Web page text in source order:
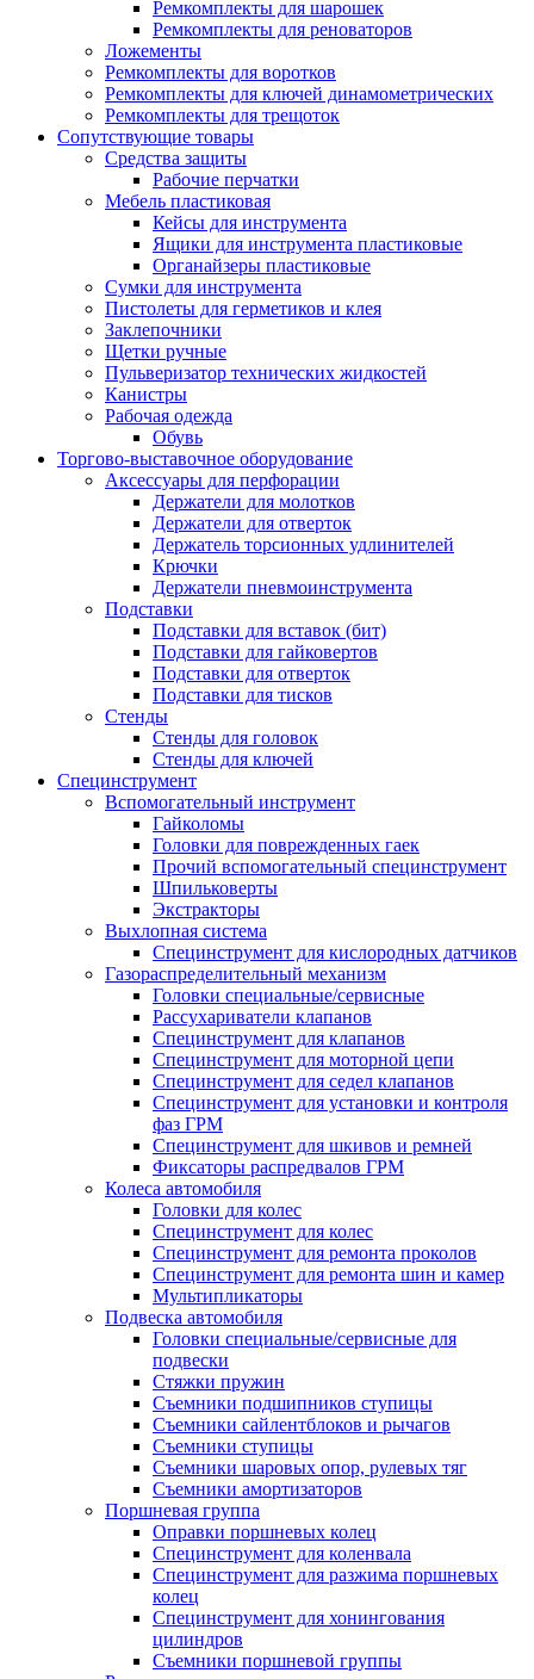
Ремкомплекты для шарошек
Ремкомплекты для реноваторов
Ложементы
Ремкомплекты для воротков
Ремкомплекты для ключей динамометрических
Ремкомплекты для трещоток
Сопутствующие товары
Средства защиты
Рабочие перчатки
Мебель пластиковая
Кейсы для инструмента
Ящики для инструмента пластиковые
Органайзеры пластиковые
Сумки для инструмента
Пистолеты для герметиков и клея
Заклепочники
Щетки ручные
Пульверизатор технических жидкостей
Канистры
Рабочая одежда
Обувь
Торгово-выставочное оборудование
Аксессуары для перфорации
Держатели для молотков
Держатели для отверток
Держатель торсионных удлинителей
Крючки
Держатели пневмоинструмента
Подставки
Подставки для вставок (бит)
Подставки для гайковертов
Подставки для отверток
Подставки для тисков
Стенды
Стенды для головок
Стенды для ключей
Специнструмент
Вспомогательный инструмент
Гайколомы
Головки для поврежденных гаек
Прочий вспомогательный специнструмент
Шпильковерты
Экстракторы
Выхлопная система
Специнструмент для кислородных датчиков
Газораспределительный механизм
Головки специальные/сервисные
Рассухариватели клапанов
Специнструмент для клапанов
Специнструмент для моторной цепи
Специнструмент для седел клапанов
Специнструмент для установки и контроля
фаз ГРМ
Специнструмент для шкивов и ремней
Фиксаторы распредвалов ГРМ
Колеса автомобиля
Головки для колес
Специнструмент для колес
Специнструмент для ремонта проколов
Специнструмент для ремонта шин и камер
Мультипликаторы
Подвеска автомобиля
Головки специальные/сервисные для
подвески
Стяжки пружин
Съемники подшипников ступицы
Съемники сайлентблоков и рычагов
Съемники ступицы
Съемники шаровых опор, рулевых тяг
Съемники амортизаторов
Поршневая группа
Оправки поршневых колец
Специнструмент для коленвала
Специнструмент для разжима поршневых
колец
Специнструмент для хонингования
цилиндров
Съемники поршневой группы